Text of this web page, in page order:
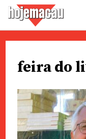
contentfeira do